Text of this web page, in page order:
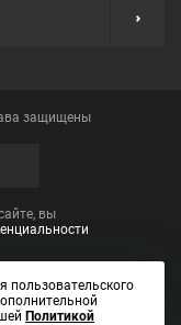
защищены
вы
пользовательского
Политикой